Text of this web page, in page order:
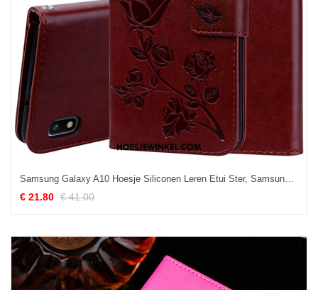
Samsung Galaxy A10 Hoesje Siliconen Leren Etui Ster, Samsung Galaxy A10 Hoesje Portemonnee Mobiele Telefoon
€ 21.80 € 41.00